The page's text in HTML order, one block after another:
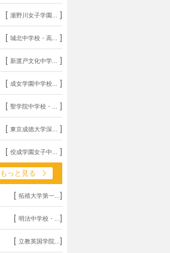
[ 瀧野川女子学園... ]
[ 城北中学校・高... ]
[ 新渡戸文化中学... ]
[ 成女学園中学校... ]
[ 聖学院中学校・... ]
[ 東京成徳大学深... ]
[ 佼成学園女子中... ]
もっと見る
[ 拓殖大学第一... ]
[ 明法中学校・... ]
[ 立教英国学院... ]